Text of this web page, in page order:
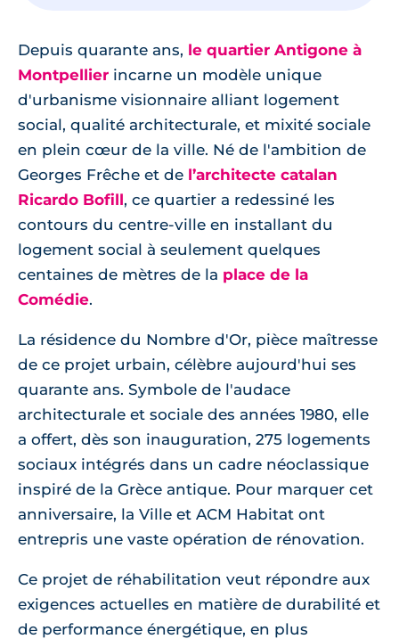
Depuis quarante ans, le quartier Antigone à
Montpellier incarne un modèle unique
d'urbanisme visionnaire alliant logement
social, qualité architecturale, et mixité sociale
en plein cœur de la ville. Né de l'ambition de
Georges Frêche et de l’architecte catalan
Ricardo Bofill, ce quartier a redessiné les
contours du centre-ville en installant du
logement social à seulement quelques
centaines de mètres de la place de la
Comédie.
La résidence du Nombre d'Or, pièce maîtresse
de ce projet urbain, célèbre aujourd'hui ses
quarante ans. Symbole de l'audace
architecturale et sociale des années 1980, elle
a offert, dès son inauguration, 275 logements
sociaux intégrés dans un cadre néoclassique
inspiré de la Grèce antique. Pour marquer cet
anniversaire, la Ville et ACM Habitat ont
entrepris une vaste opération de rénovation.
Ce projet de réhabilitation veut répondre aux
exigences actuelles en matière de durabilité et
de performance énergétique, en plus